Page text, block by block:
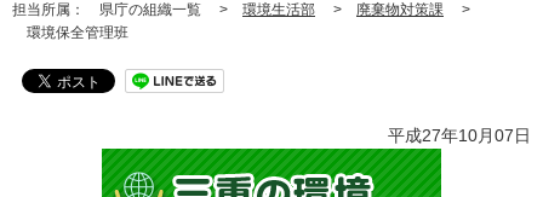
担当所属： 県庁の組織一覧 > 環境生活部 > 廃棄物対策課 >
環境保全管理班
平成27年10月07日